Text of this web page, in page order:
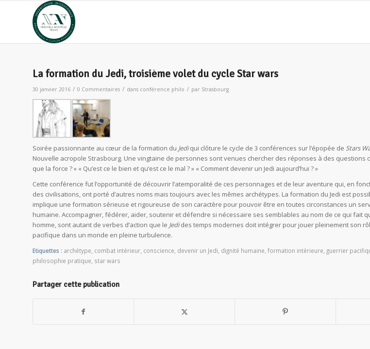
La formation du Jedi, troisième volet du cycle Star wars
30 janvier 2016 / 0 Commentaires / dans conférence philo / par Strasbourg
Soirée passionnante au cœur de la formation du Jediqui clôture le cycle de 3 conférences sur l’épopée de Stars
Nouvelle acropole Strasbourg. Une vingtaine de personnes sont venues chercher des réponses à des questions
que la force ? » « Qu’est ce le bien et qu’est ce le mal ? » « Comment devenir un Jedi aujourd’hui ? »
Cette conférence fut l’opportunité de découvrir l’atemporalité de ces personnages et de leur aventure qui, en
des civilisations, ont porté d’autres noms mais toujours avec les mêmes archétypes. La formation du Jedi est
implique une formation sérieuse et rigoureuse de son caractère pour pouvoir être en toutes circonstances un
humaine. Accompagner, fédérer, aider, soutenir et défendre si nécessaire ses semblables au nom de ce qui fait
homme, sont autant de verbes d’action que le Jedides temps modernes doit intégrer pour jouer pleinement son
pacifique dans un monde en pleine turbulence.
Etiquettes : archétype combat intérieur conscience devenir un Jedi dignité humaine formation intérieure guerrier
philosophie pratique star wars
Partager cette publication